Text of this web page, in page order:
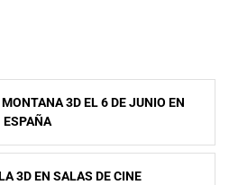
3D EL 6 DE JUNIO EN
ESPAÑA
3D EN SALAS DE CINE